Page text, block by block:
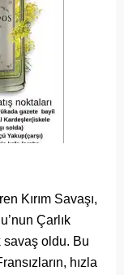
Kırım Savaşı,
Çarlık
savaş oldu. Bu
hızla